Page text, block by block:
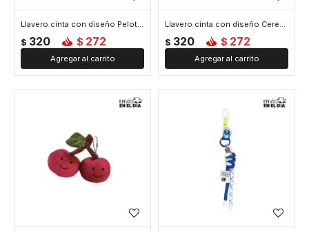
Llavero cinta con diseño Pelota de Tennis - Verde
$ 320 $ 272
Llavero cinta con diseño Cerezas - Blanco
$ 320 $ 272